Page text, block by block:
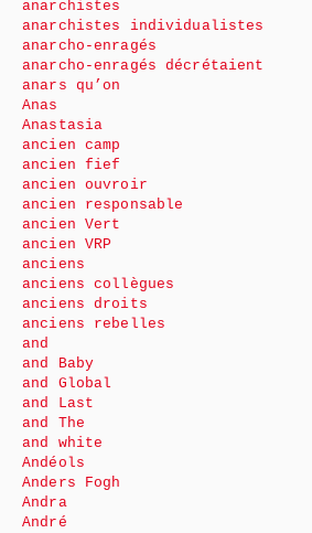
anarchistes
anarchistes individualistes
anarcho-enragés
anarcho-enragés décrétaient
anars qu’on
Anas
Anastasia
ancien camp
ancien fief
ancien ouvroir
ancien responsable
ancien Vert
ancien VRP
anciens
anciens collègues
anciens droits
anciens rebelles
and
and Baby
and Global
and Last
and The
and white
Andéols
Anders Fogh
Andra
André